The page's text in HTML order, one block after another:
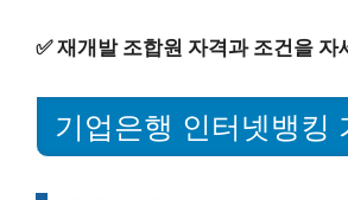
✅재개발 조합원 자격과 조건을 자
기업은행 인터넷뱅킹